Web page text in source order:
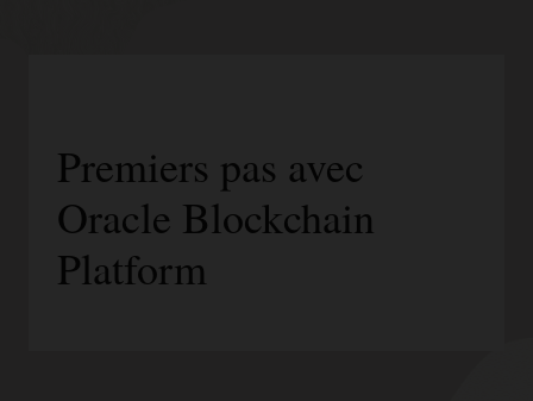
Premiers pas avec
Oracle Blockchain
Platform